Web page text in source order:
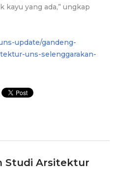
yang ada,” ungkap
update/gandeng-
uns-selenggarakan-
Studi Arsitektur